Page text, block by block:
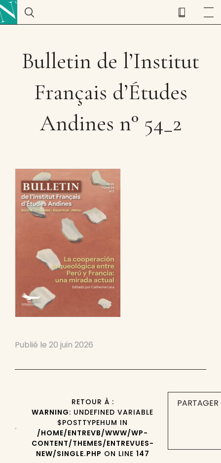
Bulletin de l’Institut
Français d’Études
Andines n° 54_2
Publié le 20 juin 2026
RETOUR À :
WARNING: UNDEFINED VARIABLE
$POSTTYPEHUM IN
/HOME/ENTREVB/WWW/WP-
CONTENT/THEMES/ENTREVUES-
NEW/SINGLE.PHP ON LINE 147